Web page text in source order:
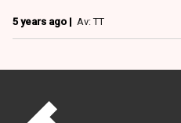
5 years ago | Av: TT